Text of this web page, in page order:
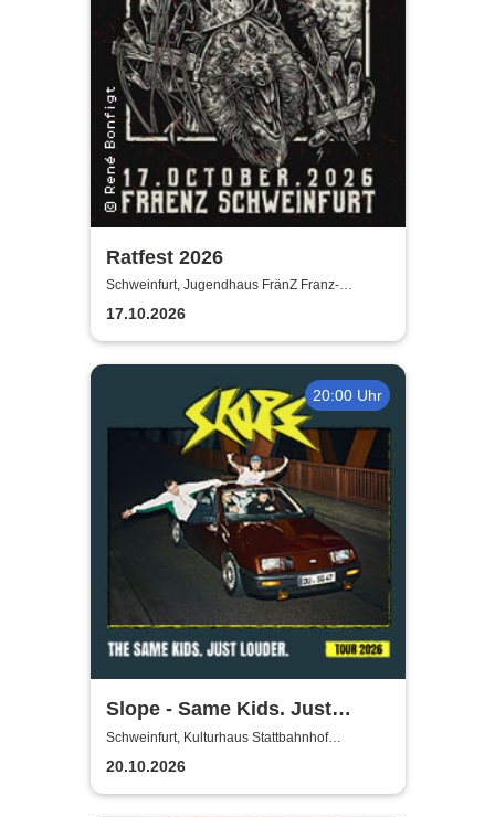
Ratfest 2026
Schweinfurt, Jugendhaus FränZ Franz-
Schubert-Straße
17.10.2026
20:00 Uhr
Slope - Same Kids. Just
louder. - Tour 2026
Schweinfurt, Kulturhaus Stattbahnhof
Schweinfurt
20.10.2026